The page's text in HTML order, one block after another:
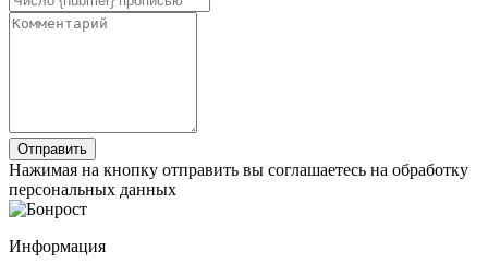
Нажимая на кнопку отправить вы соглашаетесь на обработку
персональных данных
Информация